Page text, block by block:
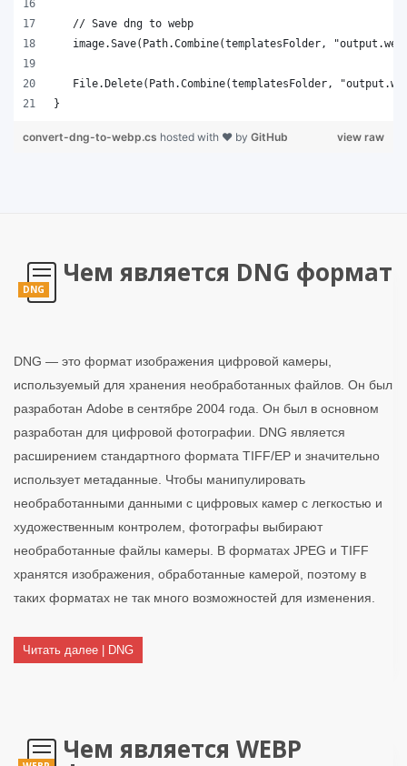
}
view raw
convert-dng-to-webp.cs hosted with ❤ by GitHub
DNG
Чем является DNG формат
DNG — это формат изображения цифровой камеры,
используемый для хранения необработанных файлов. Он был
разработан Adobe в сентябре 2004 года. Он был в основном
разработан для цифровой фотографии. DNG является
расширением стандартного формата TIFF/EP и значительно
использует метаданные. Чтобы манипулировать
необработанными данными с цифровых камер с легкостью и
художественным контролем, фотографы выбирают
необработанные файлы камеры. В форматах JPEG и TIFF
хранятся изображения, обработанные камерой, поэтому в
таких форматах не так много возможностей для изменения.
Читать далее | DNG
Чем является WEBP